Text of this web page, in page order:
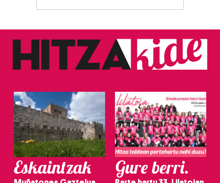
Eskaintzak Gure berri.